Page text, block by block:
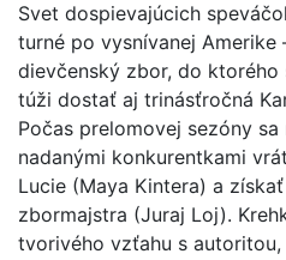
Svet dospievajúcich
turné po vysnívanej Amerike
dievčenský zbor, do
túži dostať aj trinásťročná
Počas prelomovej sezóny
nadanými konkurentkami
Lucie (Maya Kintera) a
zbormajstra (Juraj Loj).
tvorivého vzťahu s